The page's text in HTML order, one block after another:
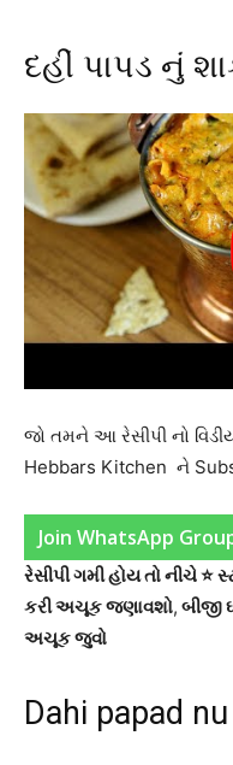
દહીં પાપડ નું
જો તમને આ રેસીપી નો
Hebbars Kitchen ને
Join WhatsApp
રેસીપી ગમી હોય તો નીચે ⭐
કરી અચૂક જણાવશો, બીજી
અચૂક જુવો
Dahi papad